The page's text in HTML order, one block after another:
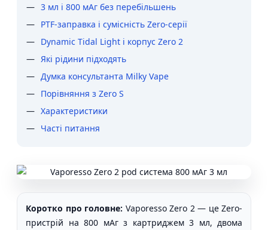
3 мл і 800 мАг без перебільшень
PTF-заправка і сумісність Zero-серії
Dynamic Tidal Light і корпус Zero 2
Які рідини підходять
Думка консультанта Milky Vape
Порівняння з Zero S
Характеристики
Часті питання
Коротко про головне: Vaporesso Zero 2 — це Zero-
пристрій на 800 мАг з картриджем 3 мл, двома